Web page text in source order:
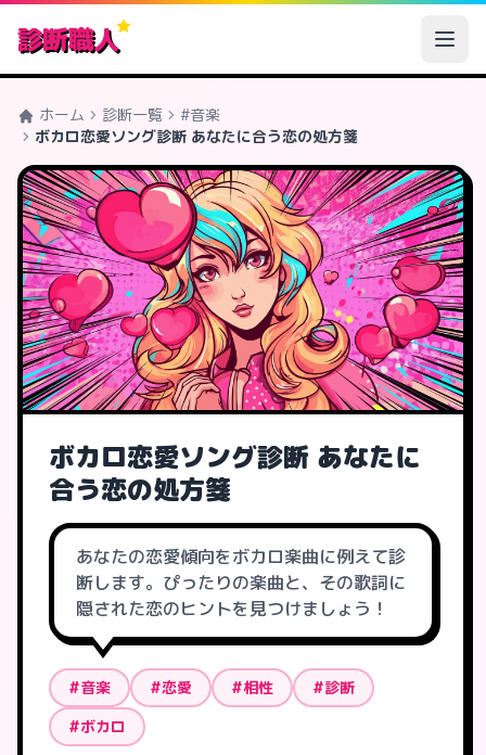
診断職人
ホーム 診断一覧
#音楽
ボカロ恋愛ソング診断 あなたに合う恋の処方箋
ボカロ恋愛ソング診断 あなたに
合う恋の処方箋
あなたの恋愛傾向をボカロ楽曲に例えて診
断します。ぴったりの楽曲と、その歌詞に
隠された恋のヒントを見つけましょう！
#音楽 #恋愛 #相性
#診断
#ボカロ